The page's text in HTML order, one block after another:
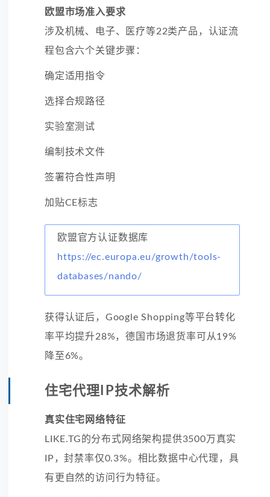
欧盟市场准入要求
涉及机械、电子、医疗等22类产品，认证流
程包含六个关键步骤：
确定适用指令
选择合规路径
实验室测试
编制技术文件
签署符合性声明
加贴CE标志
欧盟官方认证数据库
https://ec.europa.eu/growth/tools-
databases/nando/
获得认证后，Google Shopping等平台转化
率平均提升28%，德国市场退货率可从19%
降至6%。
住宅代理IP技术解析
真实住宅网络特征
LIKE.TG的分布式网络架构提供3500万真实
IP，封禁率仅0.3%。相比数据中心代理，具
有更自然的访问行为特征。